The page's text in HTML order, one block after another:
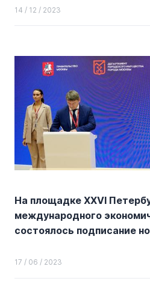
14 / 12 / 2023
На площадке XXVI
международного
состоялось подписание
участков в ТиНАО
17 / 06 / 2023